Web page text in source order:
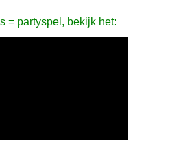
= partyspel, bekijk het: